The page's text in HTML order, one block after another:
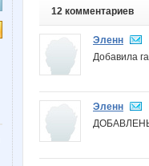
12 комментариев
Эленн
Добавила
Эленн
ДОБАВЛЕНЫ